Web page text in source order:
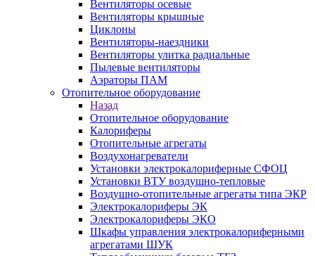
Вентиляторы осевые
Вентиляторы крышные
Циклоны
Вентиляторы-наездники
Вентиляторы улитка радиальные
Пылевые вентиляторы
Аэраторы ПАМ
Отопительное оборудование
Назад
Отопительное оборудование
Калориферы
Отопительные агрегаты
Воздухонагреватели
Установки электрокалориферные СФОЦ
Установки ВТУ воздушно-тепловые
Воздушно-отопительные агрегаты типа ЭКР
Электрокалориферы ЭК
Электрокалориферы ЭКО
Шкафы управления электрокалориферными
агрегатами ШУК